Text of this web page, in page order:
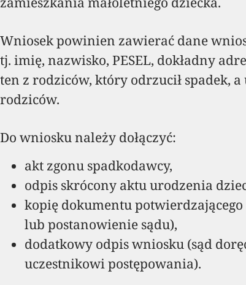
Wniosek powinien zawierać dane
tj. imię, nazwisko, PESEL, dokładny
ten z rodziców, który odrzucił spadek,
rodziców.
Do wniosku należy dołączyć:
akt zgonu spadkodawcy,
odpis skrócony aktu urodzenia
kopię dokumentu
lub postanowienie sądu),
dodatkowy odpis wniosku (sąd
uczestnikowi postępowania).